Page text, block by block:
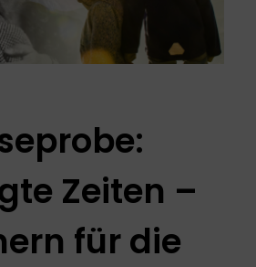
Zeiten –
für die